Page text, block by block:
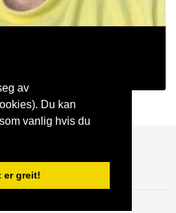
av
Du kan
vanlig hvis du
er greit!